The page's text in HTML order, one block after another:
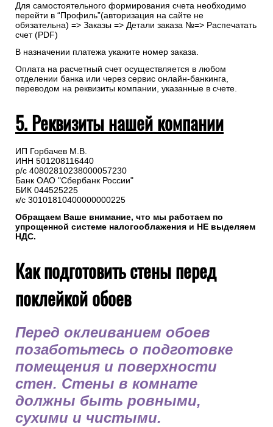
Для самостоятельного формирования счета необходимо
перейти в “Профиль”(авторизация на сайте не
обязательна) => Заказы => Детали заказа №=> Распечатать
счет (PDF)
В назначении платежа укажите номер заказа.
Оплата на расчетный счет осуществляется в любом
отделении банка или через сервис онлайн-банкинга,
переводом на реквизиты компании, указанные в счете.
5. Реквизиты нашей компании
ИП Горбачев М.В.
ИНН 501208116440
р/с 40802810238000057230
Банк ОАО "Сбербанк России"
БИК 044525225
к/с 30101810400000000225
Обращаем Ваше внимание, что мы работаем по
упрощенной системе налогооблажения и НЕ выделяем
НДС.
Как подготовить стены перед
поклейкой обоев
Перед оклеиванием обоев
позаботьтесь о подготовке
помещения и поверхности
стен. Стены в комнате
должны быть ровными,
сухими и чистыми.